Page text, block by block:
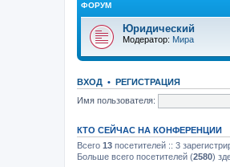
ФОРУМ
Юридический
Модератор: Мира
ВХОД • РЕГИСТРАЦИЯ
Имя пользователя:
КТО СЕЙЧАС НА КОНФЕРЕНЦИИ
Всего 13 посетителей :: 3
Больше всего посетителей (2580)